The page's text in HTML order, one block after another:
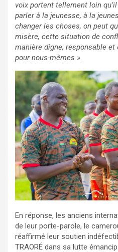
voix portent tellement loin
parler à la jeunesse, à la
changer les choses, on peut
misère, cette situation de
manière digne, responsable
pour nous-mêmes ».
En réponse, les anciens
de leur porte-parole, le
réaffirmé leur soutien
TRAORÉ dans sa lutte